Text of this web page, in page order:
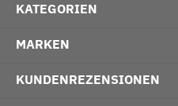
KATEGORIEN
MARKEN
KUNDENREZENSIONEN